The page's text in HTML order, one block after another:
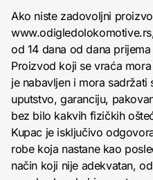
Ako niste zadovoljni
od 14 dana od dana
Proizvod koji se vraća
je nabavljen i mora
uputstvo, garanciju,
bez bilo kakvih fizičkih
Kupac je isključivo
robe koja nastane kao
način koji nije adekvatan,